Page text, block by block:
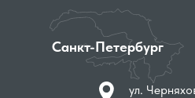
ул.
Санкт-Петербург